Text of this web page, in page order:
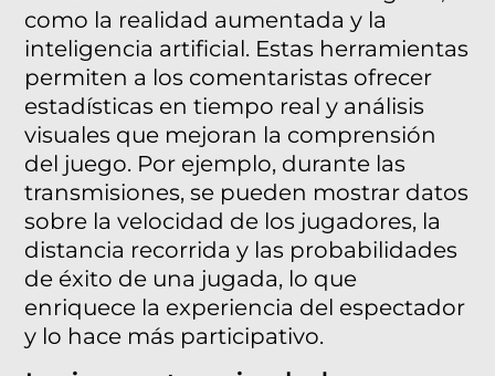
como la realidad aumentada y la
inteligencia artificial. Estas herramientas
permiten a los comentaristas ofrecer
estadísticas en tiempo real y análisis
visuales que mejoran la comprensión
del juego. Por ejemplo, durante las
transmisiones, se pueden mostrar datos
sobre la velocidad de los jugadores, la
distancia recorrida y las probabilidades
de éxito de una jugada, lo que
enriquece la experiencia del espectador
y lo hace más participativo.